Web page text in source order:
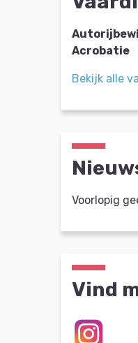
Acrobatie
Bekijk alle
Voorlopig
Vind